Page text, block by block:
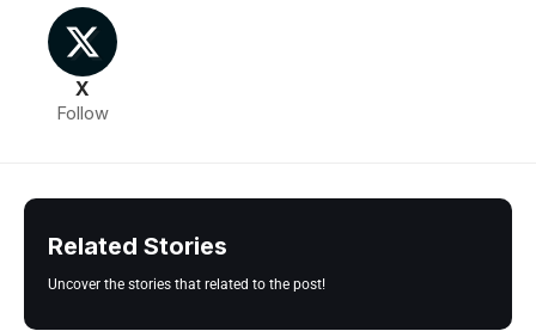
X
Follow
Related Stories
Uncover the stories that related to the post!